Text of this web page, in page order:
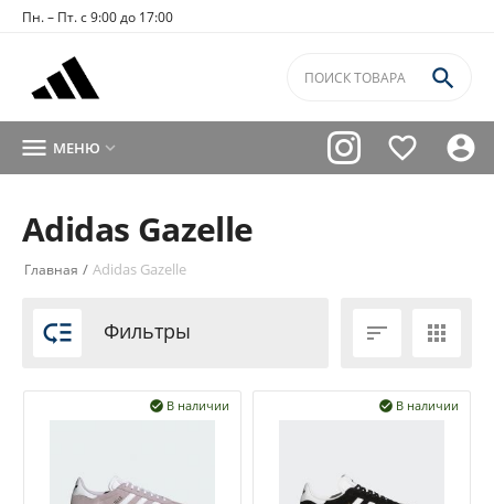
Пн. – Пт. с 9:00 до 17:00



 МЕНЮ 
Adidas Gazelle
Главная / Adidas Gazelle
 Фильтры  
В наличии
 В наличии
